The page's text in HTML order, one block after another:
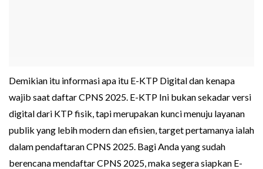
Demikian itu informasi apa itu E-KTP Digital dan kenapa
wajib saat daftar CPNS 2025. E-KTP Ini bukan sekadar versi
digital dari KTP fisik, tapi merupakan kunci menuju layanan
publik yang lebih modern dan efisien, target pertamanya ialah
dalam pendaftaran CPNS 2025. Bagi Anda yang sudah
berencana mendaftar CPNS 2025, maka segera siapkan E-